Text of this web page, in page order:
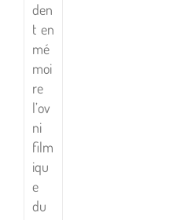
den
t en
mé
moi
re
l’ov
ni
film
iqu
e
du